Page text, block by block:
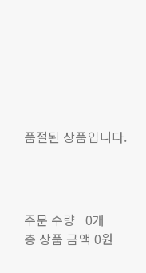
품절된 상품입니다.
주문 수량 0개
총 상품 금액 0원